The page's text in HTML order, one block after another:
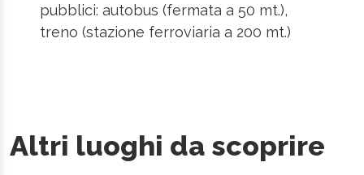
pubblici: autobus (fermata a 50 mt.),
treno (stazione ferroviaria a 200 mt.)
Altri luoghi da scoprire